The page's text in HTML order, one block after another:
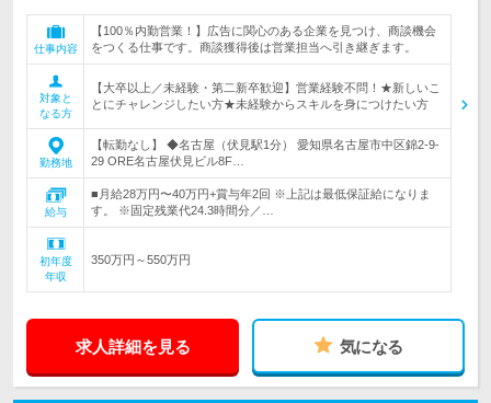
仕事内容
【100％内勤営業！】広告に関心のある企業を見つけ、商談機会
をつくる仕事です。商談獲得後は営業担当へ引き継ぎます。
対象と
なる方
【大卒以上／未経験・第二新卒歓迎】営業経験不問！★新しいこ
とにチャレンジしたい方★未経験からスキルを身につけたい方
勤務地
【転勤なし】 ◆名古屋（伏見駅1分） 愛知県名古屋市中区錦2-9-
29 ORE名古屋伏見ビル8F…
給与
■月給28万円〜40万円+賞与年2回 ※上記は最低保証給になりま
す。 ※固定残業代24.3時間分／…
初年度
年収
350万円～550万円
求人詳細を見る 気になる